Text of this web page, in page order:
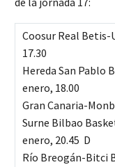
Coosur Real Betis-
17.30
Hereda San Pablo
enero, 18.00
Gran Canaria-
Surne Bilbao
enero, 20.45 D
Río Breogán-Bitci